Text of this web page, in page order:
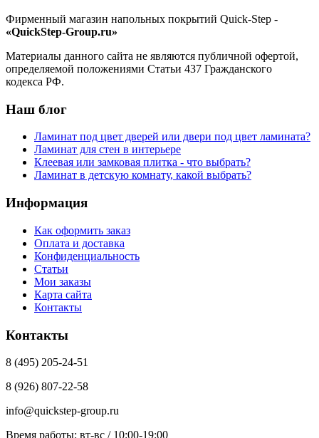
Фирменный магазин напольных покрытий Quick-Step -
«QuickStep-Group.ru»
Материалы данного сайта не являются публичной офертой,
определяемой положениями Статьи 437 Гражданского
кодекса РФ.
Наш блог
Ламинат под цвет дверей или двери под цвет ламината?
Ламинат для стен в интерьере
Клеевая или замковая плитка - что выбрать?
Ламинат в детскую комнату, какой выбрать?
Информация
Как оформить заказ
Оплата и доставка
Конфиденциальность
Статьи
Мои заказы
Карта сайта
Контакты
Контакты
8 (495) 205-24-51
8 (926) 807-22-58
info@quickstep-group.ru
Время работы: вт-вс / 10:00-19:00